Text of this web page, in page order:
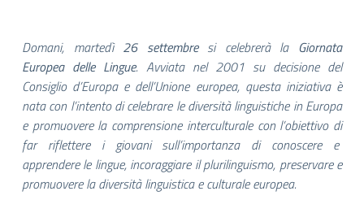
Domani, martedì 26 settembresi celebrerà la Giornata
Europea delle Lingue. Avviata nel 2001 su decisione del
Consiglio d’Europa e dell’Unione europea, questa iniziativa è
nata con l’intento di celebrare le diversità linguistiche in Europa
e promuovere la comprensione interculturale con l’obiettivo di
far riflettere i giovani sull’importanza di conoscere e
apprendere le lingue, incoraggiare il plurilinguismo, preservare e
promuovere la diversità linguistica e culturale europea.